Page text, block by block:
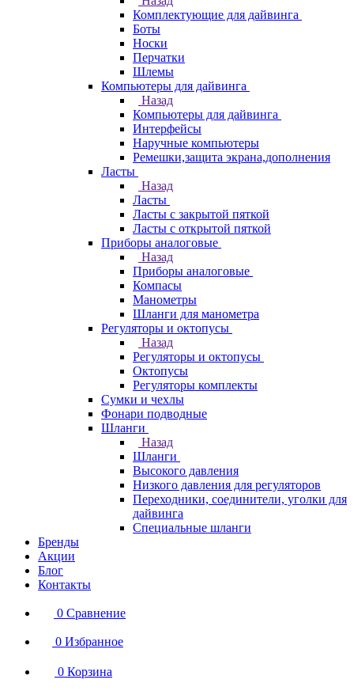
Комплектующие для дайвинга
Боты
Носки
Перчатки
Шлемы
Компьютеры для дайвинга
Назад
Компьютеры для дайвинга
Интерфейсы
Наручные компьютеры
Ремешки,защита экрана,дополнения
Ласты
Назад
Ласты
Ласты с закрытой пяткой
Ласты с открытой пяткой
Приборы аналоговые
Назад
Приборы аналоговые
Компасы
Манометры
Шланги для манометра
Регуляторы и октопусы
Назад
Регуляторы и октопусы
Октопусы
Регуляторы комплекты
Сумки и чехлы
Фонари подводные
Шланги
Назад
Шланги
Высокого давления
Низкого давления для регуляторов
Переходники, соединители, уголки для
дайвинга
Специальные шланги
Бренды
Акции
Блог
Контакты
0 Сравнение
0 Избранное
0 Корзина